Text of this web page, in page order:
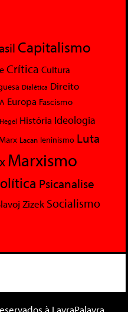
Capitalismo
Crítica Cultura
Dialética Direito
Europa Fascismo
Hegel História Ideologia
Lacan leninismo Luta
Marxismo
Psicanalise
Zizek Socialismo
à LavraPalavra